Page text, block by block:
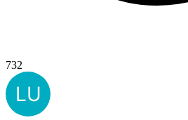
732